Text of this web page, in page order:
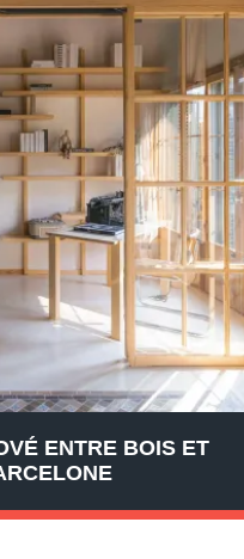
ENTRE BOIS ET